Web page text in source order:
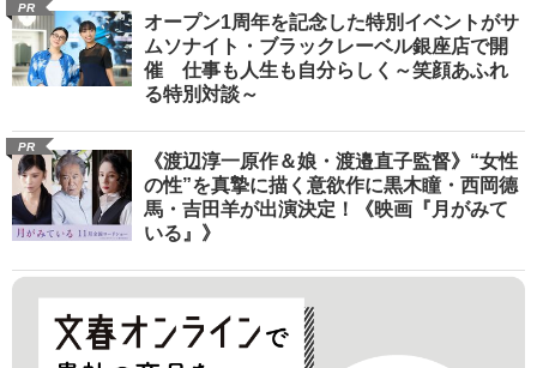
PR
オープン1周年を記念した特別イベントがサ
ムソナイト・ブラックレーベル銀座店で開
催 仕事も人生も自分らしく～笑顔あふれ
る特別対談～
PR
《渡辺淳一原作＆娘・渡邉直子監督》“女性
の性”を真摯に描く意欲作に黒木瞳・西岡德
馬・吉田羊が出演決定！《映画『月がみて
いる』》